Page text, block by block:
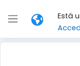
Panel lateral
Está